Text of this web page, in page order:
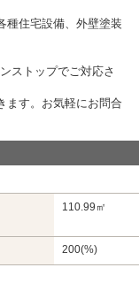
種住宅設備、外壁塗装
ストップでご対応さ
ます。お気軽にお問合
110.99㎡
200(%)